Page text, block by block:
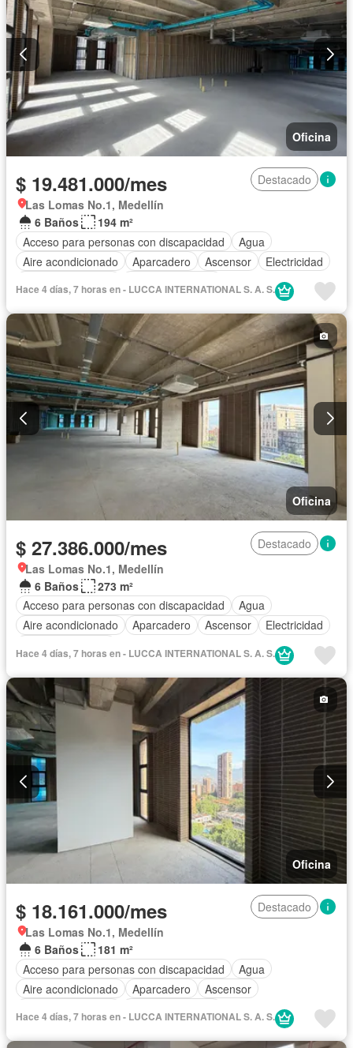
Oficina
$ 19.481.000/mes
Destacado
Las Lomas No.1, Medellín
6 Baños
194 m²
Acceso para personas con discapacidad
Agua
Aire acondicionado
Aparcadero Ascensor
Electricidad
Hace 4 días, 7 horas en - LUCCA INTERNATIONAL S. A. S.
Oficina
$ 27.386.000/mes
Destacado
Las Lomas No.1, Medellín
6 Baños
273 m²
Acceso para personas con discapacidad
Agua
Aire acondicionado
Aparcadero Ascensor
Electricidad
Hace 4 días, 7 horas en - LUCCA INTERNATIONAL S. A. S.
Oficina
$ 18.161.000/mes
Destacado
Las Lomas No.1, Medellín
6 Baños
181 m²
Acceso para personas con discapacidad
Agua
Aire acondicionado
Aparcadero
Ascensor
Hace 4 días, 7 horas en - LUCCA INTERNATIONAL S. A. S.